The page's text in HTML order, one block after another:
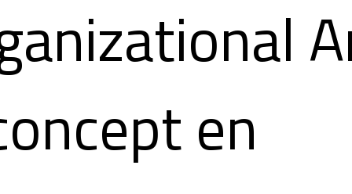
en